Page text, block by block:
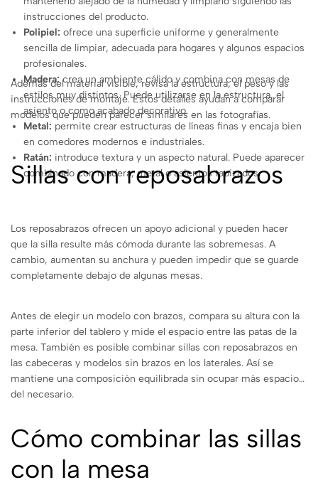
instrucciones del producto.
Polipiel: ofrece una superficie uniforme y generalmente
sencilla de limpiar, adecuada para hogares y algunos espacios
profesionales.
Madera:crea un ambiente cálido y combina con mesas de
estilos muy distintos. Puede utilizarse en la estructura, el
asiento o como acabado decorativo.
Metal: permite crear estructuras de líneas finas y encaja bien
en comedores modernos e industriales.
Ratán: introduce textura y un aspecto natural. Puede aparecer
combinado con madera, metal o asientos tapizados.
Además del material visible, revisa la estructura, el peso y las
instrucciones de montaje. Estos detalles ayudan a comparar
modelos que pueden parecer similares en las fotografías.
Sillas con reposabrazos
Los reposabrazos ofrecen un apoyo adicional y pueden hacer
que la silla resulte más cómoda durante las sobremesas. A
cambio, aumentan su anchura y pueden impedir que se guarde
completamente debajo de algunas mesas.
Antes de elegir un modelo con brazos, compara su altura con la
parte inferior del tablero y mide el espacio entre las patas de la
mesa. También es posible combinar sillas con reposabrazos en
las cabeceras y modelos sin brazos en los laterales. Así se
mantiene una composición equilibrada sin ocupar más espacio
del necesario.
Cómo combinar las sillas
con la mesa